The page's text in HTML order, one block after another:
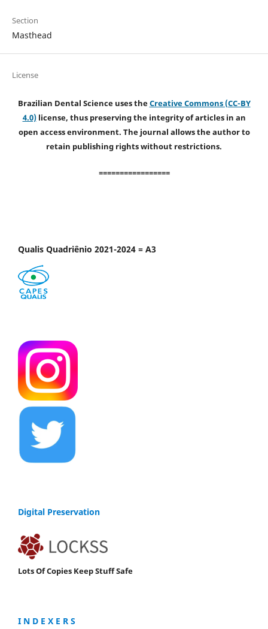
Section
Masthead
License
Brazilian Dental Science uses theCreative Commons (CC-BY
4.0)license, thus preserving the integrity of articles in an
open access environment. The journal allows the author to
retain publishing rights without restrictions.
=================
Qualis Quadriênio 2021-2024 = A3
Digital Preservation
Lots Of Copies Keep Stuff Safe
I N D E X E R S